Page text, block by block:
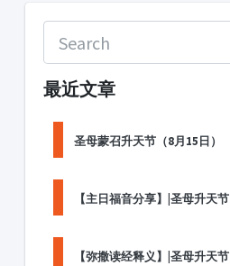
最近文章
圣母蒙召升天节（8月15日）
【主日福音分享】|圣母升天节
【弥撒读经释义】|圣母升天节